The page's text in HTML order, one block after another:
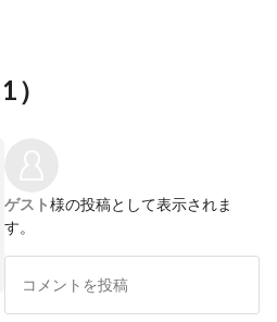
1）
ゲスト様の投稿として表示されま
す。